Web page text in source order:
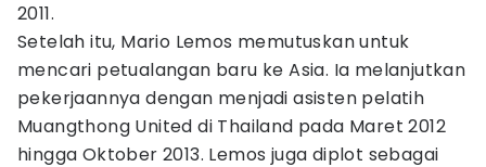
2011.
Setelah itu, Mario Lemos memutuskan untuk
mencari petualangan baru ke Asia. Ia melanjutkan
pekerjaannya dengan menjadi asisten pelatih
Muangthong United di Thailand pada Maret 2012
hingga Oktober 2013. Lemos juga diplot sebagai